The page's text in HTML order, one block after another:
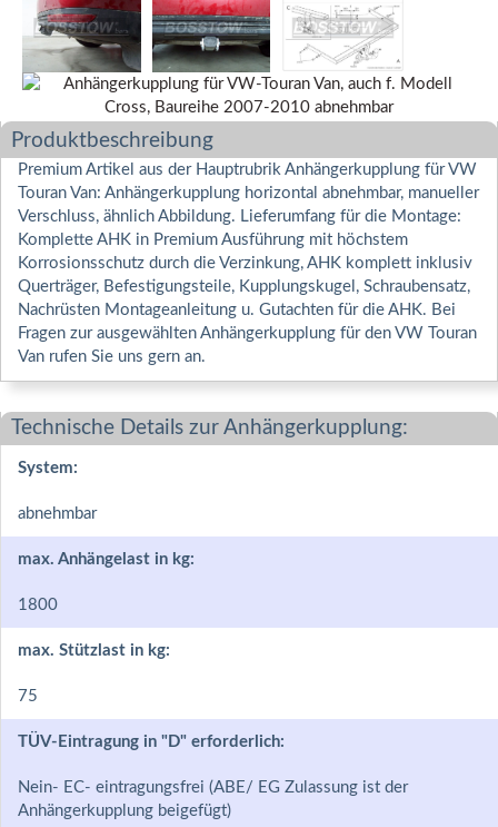
Produktbeschreibung
Premium Artikel aus der Hauptrubrik Anhängerkupplung für VW
Touran Van: Anhängerkupplung horizontal abnehmbar, manueller
Verschluss, ähnlich Abbildung. Lieferumfang für die Montage:
Komplette AHK in Premium Ausführung mit höchstem
Korrosionsschutz durch die Verzinkung, AHK komplett inklusiv
Querträger, Befestigungsteile, Kupplungskugel, Schraubensatz,
Nachrüsten Montageanleitung u. Gutachten für die AHK. Bei
Fragen zur ausgewählten Anhängerkupplung für den VW Touran
Van rufen Sie uns gern an.
Technische Details zur Anhängerkupplung:
System:
abnehmbar
max. Anhängelast in kg:
1800
max. Stützlast in kg:
75
TÜV-Eintragung in "D" erforderlich:
Nein- EC- eintragungsfrei (ABE/ EG Zulassung ist der
Anhängerkupplung beigefügt)